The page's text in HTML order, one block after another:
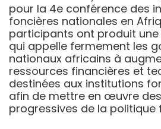
pour la 4e conférence des
foncières nationales en
participants ont produit
qui appelle fermement les
nationaux africains à
ressources financières et
destinées aux institutions
afin de mettre en œuvre
progressives de la politique